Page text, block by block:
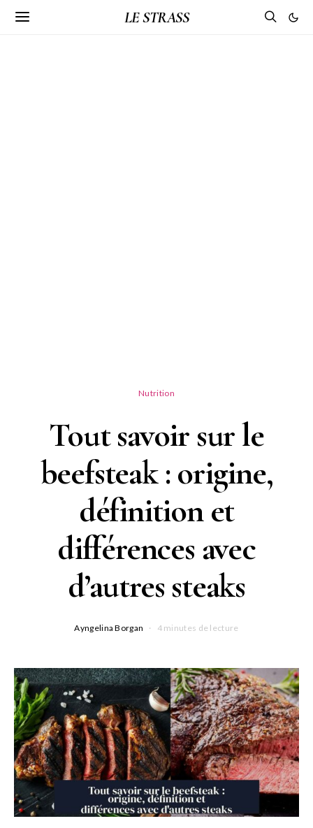
LE STRASS
Nutrition
Tout savoir sur le
beefsteak : origine,
définition et
différences avec
d’autres steaks
Ayngelina Borgan 4 minutes de lecture